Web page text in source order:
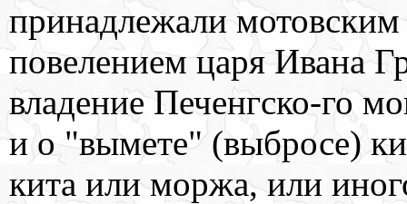
принадлежали
повелением царя Ивана
владение Печенгско-го
и о "вымете" (выбросе)
кита или моржа, или